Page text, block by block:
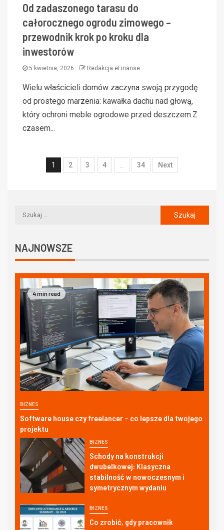
Od zadaszonego tarasu do
całorocznego ogrodu zimowego –
przewodnik krok po kroku dla
inwestorów
5 kwietnia, 2026 Redakcja eFinanse
Wielu właścicieli domów zaczyna swoją przygodę
od prostego marzenia: kawałka dachu nad głową,
który ochroni meble ogrodowe przed deszczem.Z
czasem...
1 2 3 4 34 Next
NAJNOWSZE
4 min read
BIZNES
Software house czy freelancer – co lepsze dla twojego
projektu
BIZNES
Schody na konstrukcji
dwubelkowej: Klasyczna
stabilność w nowoczesnym i
symetrycznym wydaniu
BIZNES
Co zrobić, gdy pracownik